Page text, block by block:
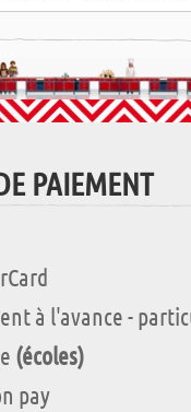
PAIEMENT
à l'avance -
(écoles)
pay